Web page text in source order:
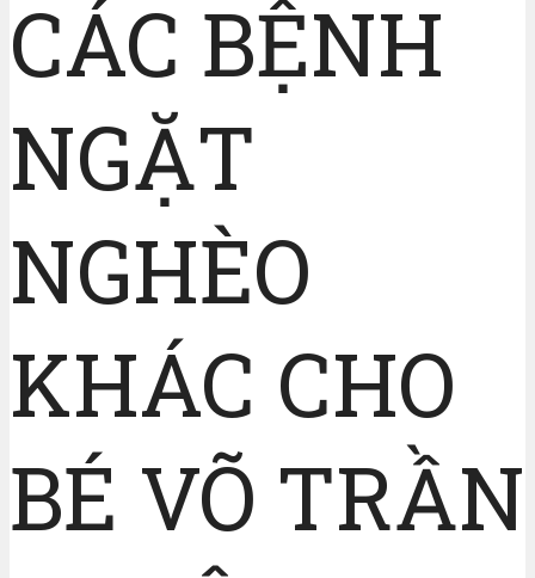
CÁC BỆNH
NGẶT
NGHÈO
KHÁC CHO
BÉ VÕ TRẦN